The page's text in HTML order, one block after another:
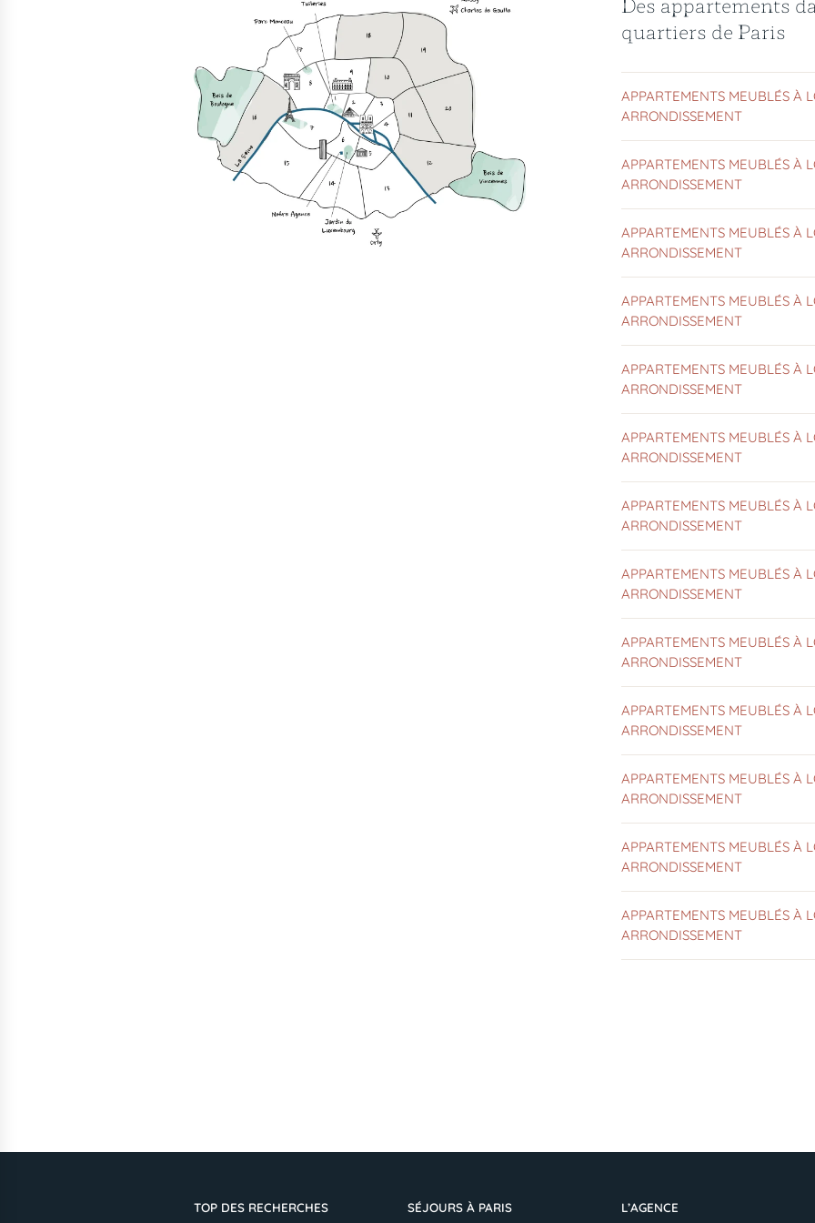
quartiers de Paris
APPARTEMENTS MEUBLÉS À
ARRONDISSEMENT
APPARTEMENTS MEUBLÉS À
ARRONDISSEMENT
APPARTEMENTS MEUBLÉS À
ARRONDISSEMENT
APPARTEMENTS MEUBLÉS À
ARRONDISSEMENT
APPARTEMENTS MEUBLÉS À
ARRONDISSEMENT
APPARTEMENTS MEUBLÉS À
ARRONDISSEMENT
APPARTEMENTS MEUBLÉS À
ARRONDISSEMENT
APPARTEMENTS MEUBLÉS À
ARRONDISSEMENT
APPARTEMENTS MEUBLÉS À
ARRONDISSEMENT
APPARTEMENTS MEUBLÉS À
ARRONDISSEMENT
APPARTEMENTS MEUBLÉS À
ARRONDISSEMENT
APPARTEMENTS MEUBLÉS À
ARRONDISSEMENT
APPARTEMENTS MEUBLÉS À
ARRONDISSEMENT
TOP DES RECHERCHES SÉJOURS À PARIS L’AGENCE